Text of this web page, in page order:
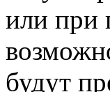
или при
будут